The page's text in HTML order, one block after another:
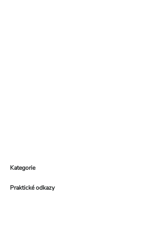
Kategorie
Praktické odkazy